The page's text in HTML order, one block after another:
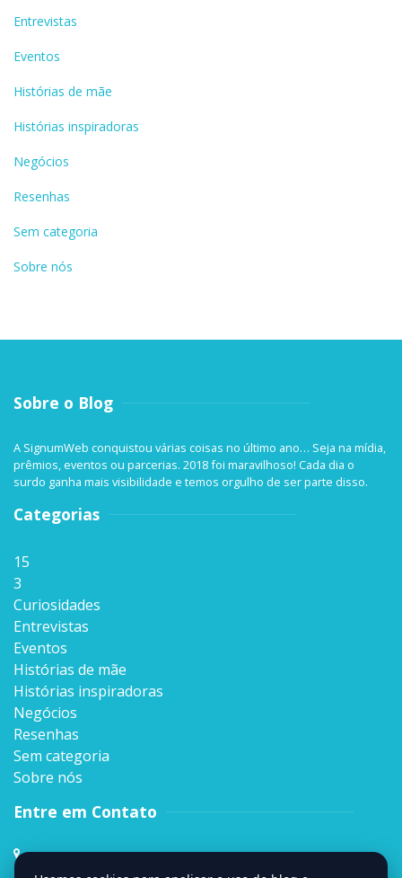
Entrevistas
Eventos
Histórias de mãe
Histórias inspiradoras
Negócios
Resenhas
Sem categoria
Sobre nós
Sobre o Blog
A SignumWeb conquistou várias coisas no último ano… Seja na mídia,
prêmios, eventos ou parcerias. 2018 foi maravilhoso! Cada dia o
surdo ganha mais visibilidade e temos orgulho de ser parte disso.
Categorias
15
3
Curiosidades
Entrevistas
Eventos
Histórias de mãe
Histórias inspiradoras
Negócios
Resenhas
Sem categoria
Sobre nós
Entre em Contato
Rua Sen. Milton Campos, 35, Andar 4º,
Vila da Serra, Nova Lima, MG